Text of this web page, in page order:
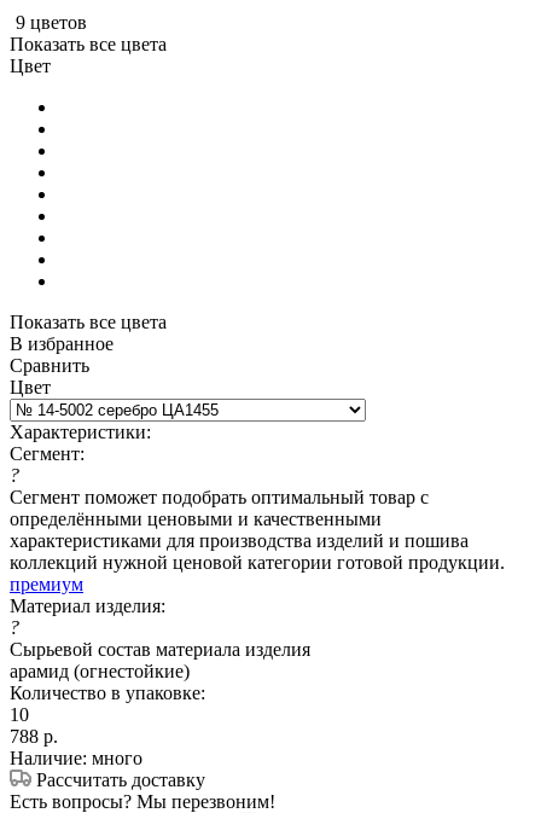
9 цветов
Показать все цвета
Цвет
Показать все цвета
В избранное
Сравнить
Цвет
Характеристики:
Сегмент:
?
Сегмент поможет подобрать оптимальный товар с
определёнными ценовыми и качественными
характеристиками для производства изделий и пошива
коллекций нужной ценовой категории готовой продукции.
премиум
Материал изделия:
?
Сырьевой состав материала изделия
арамид (огнестойкие)
Количество в упаковке:
10
788 р.
Наличие: много
Рассчитать доставку
Есть вопросы? Мы перезвоним!